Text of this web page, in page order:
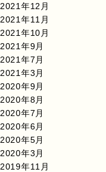
2021年12月
2021年11月
2021年10月
2021年9月
2021年7月
2021年3月
2020年9月
2020年8月
2020年7月
2020年6月
2020年5月
2020年3月
2019年11月